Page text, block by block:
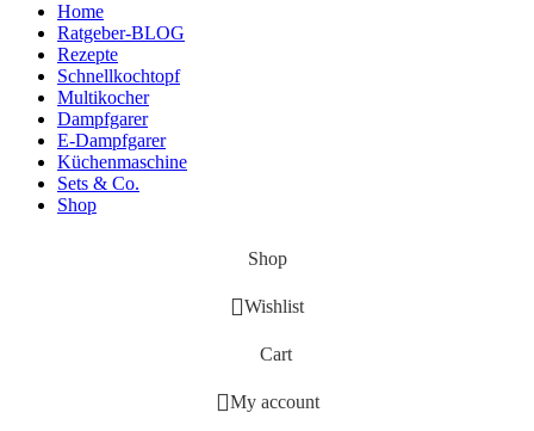
Home
Ratgeber-BLOG
Rezepte
Schnellkochtopf
Multikocher
Dampfgarer
E-Dampfgarer
Küchenmaschine
Sets & Co.
Shop
Shop
Wishlist
Cart
My account